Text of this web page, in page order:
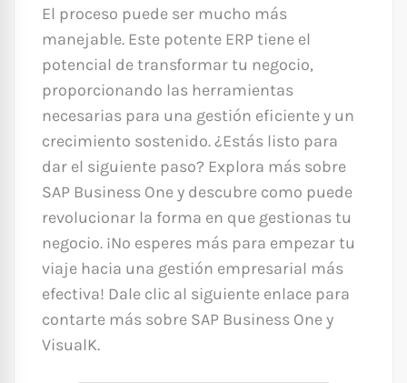
El proceso puede ser mucho más
manejable. Este potente ERP tiene el
potencial de transformar tu negocio,
proporcionando las herramientas
necesarias para una gestión eficiente y un
crecimiento sostenido. ¿Estás listo para
dar el siguiente paso? Explora más sobre
SAP Business One y descubre como puede
revolucionar la forma en que gestionas tu
negocio. ¡No esperes más para empezar tu
viaje hacia una gestión empresarial más
efectiva! Dale clic al siguiente enlace para
contarte más sobre SAP Business One y
VisualK.